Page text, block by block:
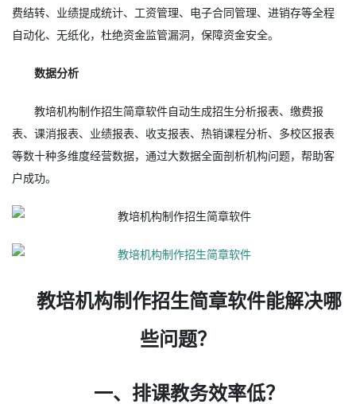
费结转、业绩提成统计、工资管理、电子合同管理、进销存等全程
自动化、无纸化，杜绝资金监管漏洞，保障资金安全。
数据分析
教培机构制作招生简章软件自动生成招生分析报表、缴费报
表、课消报表、业绩报表、收支报表、热销课程分析、多校区报表
等数十种多维度经营数据，通过大数据全面剖析机构问题，帮助客
户成功。
教培机构制作招生简章软件能解决哪
些问题？
一、排课教务效率低？